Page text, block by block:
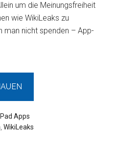
um die Meinungsfreiheit
wie WikiLeaks zu
man nicht spenden – App-
Apps
,WikiLeaks